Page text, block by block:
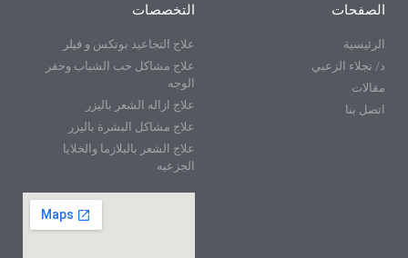
الصفحات
الرئيسية
د/ نجلاء الزعبي
مقالات
اتصل بنا
التخصصات
علاج التجاعيد بوتكس و فيلر
علاج مشاكل حب الشباب وحفر
الوجه
علاج ازاله الشعر باليزر
علاج مشاكل البشرة باليزر
علاج الشعر بالبلازما والخلايا
الجزعيه